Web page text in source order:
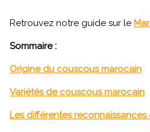
Retrouvez notre guide sur le
Sommaire :
Origine du couscous marocain
Variétés de couscous marocain
Les différentes